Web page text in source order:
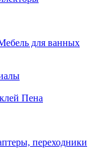
для ванных
Пена
переходники